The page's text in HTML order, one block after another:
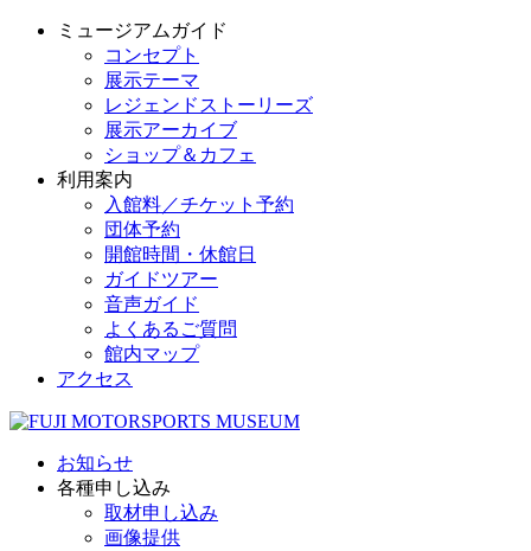
ミュージアムガイド
コンセプト
展示テーマ
レジェンドストーリーズ
展示アーカイブ
ショップ＆カフェ
利用案内
入館料／チケット予約
団体予約
開館時間・休館日
ガイドツアー
音声ガイド
よくあるご質問
館内マップ
アクセス
お知らせ
各種申し込み
取材申し込み
画像提供